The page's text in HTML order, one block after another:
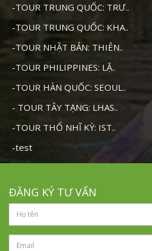
-TOUR TRUNG QUỐC: TRƯ..
-TOUR TRUNG QUỐC: KHA..
-TOUR NHẬT BẢN: THIÊN..
-TOUR PHILIPPINES: LẶ..
-TOUR HÀN QUỐC: SEOUL..
- TOUR TÂY TẠNG: LHAS..
-TOUR THỔ NHĨ KỲ: IST..
-test
ĐĂNG KÝ TƯ VẤN